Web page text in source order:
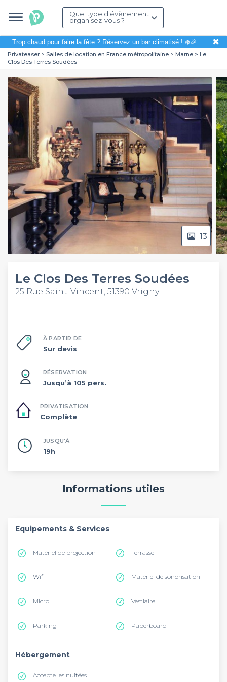
Quel type d'évènement
organisez-vous ?
Trop chaud pour faire la fête ? Réservez un bar climatisé! ❄️🎉 ✖
Privateaser Salles de location en France métropolitaine Marne
Le
Clos Des Terres Soudées
13
Le Clos Des Terres Soudées
25 Rue Saint-Vincent, 51390 Vrigny
À PARTIR DE
Sur devis
RÉSERVATION
Jusqu’à 105 pers.
PRIVATISATION
Complète
JUSQU'À
19h
Informations utiles
Equipements & Services
Matériel de projection Terrasse
Wifi Matériel de sonorisation
Micro Vestiaire
Parking Paperboard
Hébergement
Accepte les nuitées